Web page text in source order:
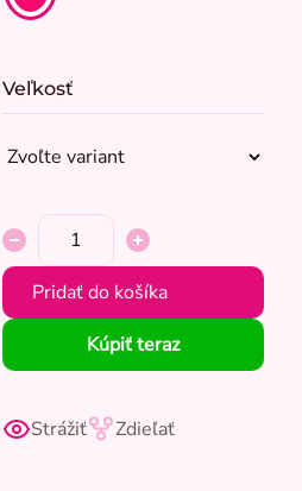
Veľkosť
Pridať do košíka
Kúpiť teraz
Strážiť Zdieľať